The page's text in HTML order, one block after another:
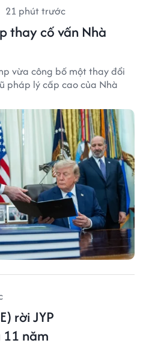
21 phút trước
thay cố vấn Nhà
vừa công bố một thay đổi
pháp lý cấp cao của Nhà
rời JYP
11 năm